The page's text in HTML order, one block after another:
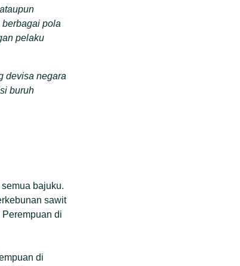
pola
pelaku
devisa negara
buruh
bajuku.
sawit
di
di